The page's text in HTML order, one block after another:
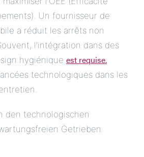
Un fournisseur de
a réduit les arrêts non
l’intégration dans des
hygiénique est requise.
technologiques dans les
den technologischen
Getrieben